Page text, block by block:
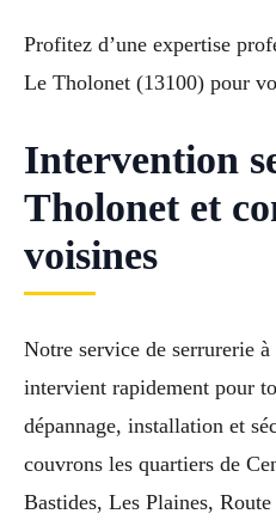
Profitez d’une expertise
Le Tholonet (13100) pour
Intervention
Tholonet et
voisines
Notre service de serrurerie
intervient rapidement pour
dépannage, installation et
couvrons les quartiers de
Bastides, Les Plaines,